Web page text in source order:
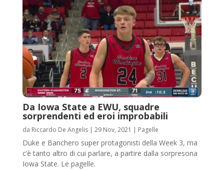
Da Iowa State a EWU, squadre
sorprendenti ed eroi improbabili
da Riccardo De Angelis| 29 Nov, 2021 | Pagelle
Duke e Banchero super protagonisti della Week 3, ma
c’è tanto altro di cui parlare, a partire dalla sorpresona
Iowa State. Le pagelle.